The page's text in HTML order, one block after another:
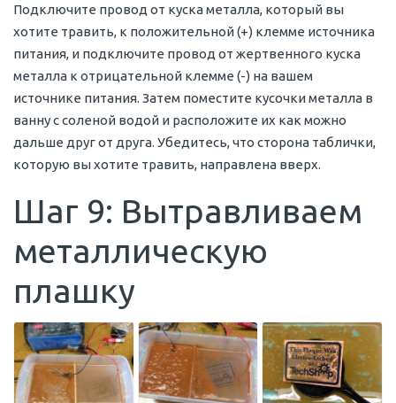
Подключите провод от куска металла, который вы
хотите травить, к положительной (+) клемме источника
питания, и подключите провод от жертвенного куска
металла к отрицательной клемме (-) на вашем
источнике питания. Затем поместите кусочки металла в
ванну с соленой водой и расположите их как можно
дальше друг от друга. Убедитесь, что сторона таблички,
которую вы хотите травить, направлена вверх.
Шаг 9: Вытравливаем
металлическую
плашку